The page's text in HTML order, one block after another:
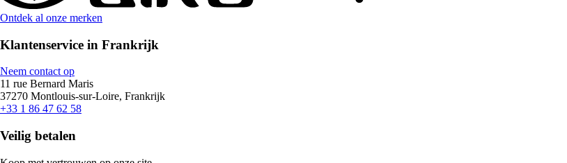
Ontdek al onze merken
Klantenservice in Frankrijk
Neem contact op
11 rue Bernard Maris
37270 Montlouis-sur-Loire, Frankrijk
+33 1 86 47 62 58
Veilig betalen